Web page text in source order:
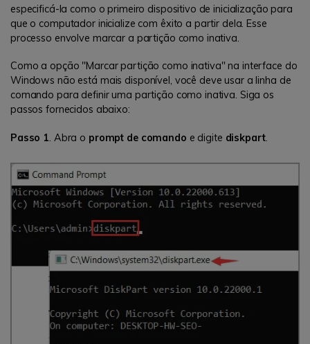
especificá-la como o primeiro dispositivo de inicialização para
que o computador inicialize com êxito a partir dela. Esse
processo envolve marcar a partição como inativa.
Como a opção "Marcar partição como inativa" na interface do
Windows não está mais disponível, você deve usar a linha de
comando para definir uma partição como inativa. Siga os
passos fornecidos abaixo:
Passo 1. Abra o prompt de comando e digite diskpart.